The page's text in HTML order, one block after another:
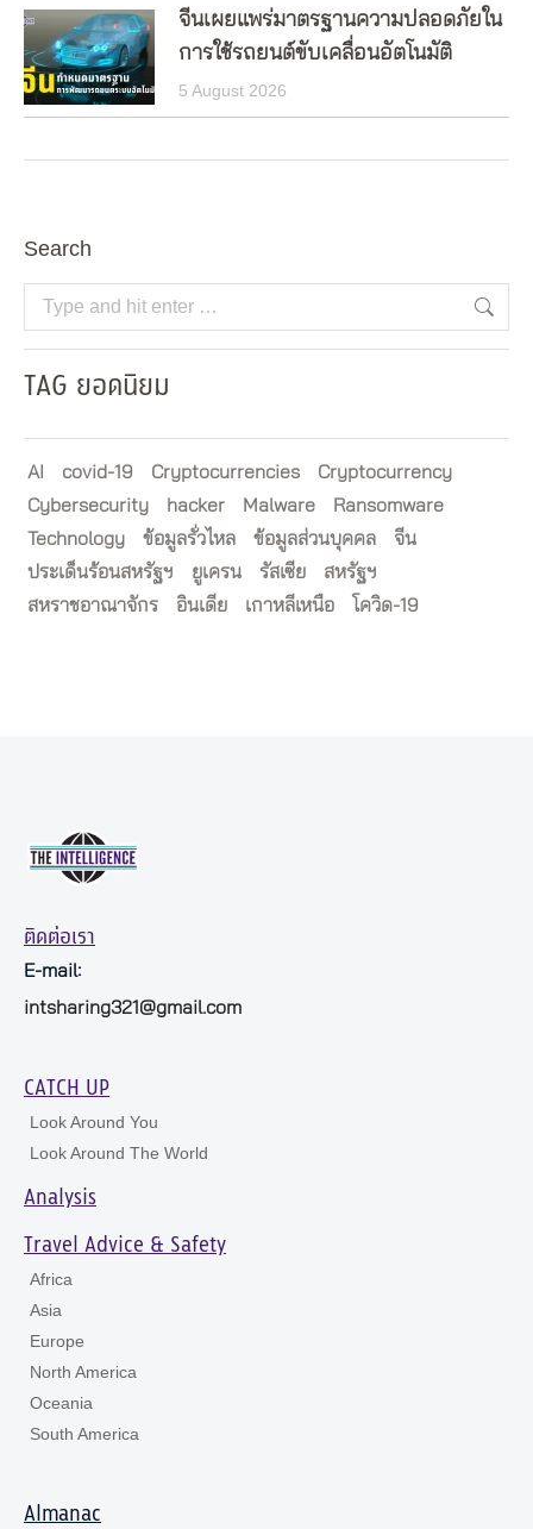
จีนเผยแพร่มาตรฐานความปลอดภัยใน
การใช้รถยนต์ขับเคลื่อนอัตโนมัติ
5 August 2026
Search
Search:
TAG ยอดนิยม
AI covid-19 Cryptocurrencies
Cryptocurrency
Cybersecurity
hacker Malware
Ransomware
Technology
ข้อมูลรั่วไหล ข้อมูลส่วนบุคคล
จีน
ประเด็นร้อนสหรัฐฯ
ยูเครน รัสเซีย
สหรัฐฯ
สหราชอาณาจักร
อินเดีย เกาหลีเหนือ โควิด-19
ติดต่อเรา
E-mail:
intsharing321@gmail.com
CATCH UP
Look Around You
Look Around The World
Analysis
Travel Advice & Safety
Africa
Asia
Europe
North America
Oceania
South America
Almanac